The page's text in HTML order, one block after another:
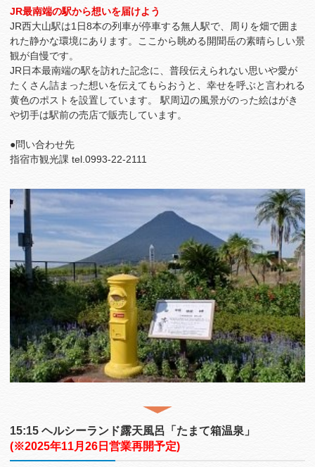
JR最南端の駅から想いを届けよう
JR西大山駅は1日8本の列車が停車する無人駅で、周りを畑で囲ま
れた静かな環境にあります。ここから眺める開聞岳の素晴らしい景
観が自慢です。
JR日本最南端の駅を訪れた記念に、普段伝えられない思いや愛が
たくさん詰まった想いを伝えてもらおうと、幸せを呼ぶと言われる
黄色のポストを設置しています。 駅周辺の風景がのった絵はがき
や切手は駅前の売店で販売しています。
●問い合わせ先
指宿市観光課 tel.0993-22-2111
15:15 ヘルシーランド露天風呂「たまて箱温泉」
(※2025年11月26日営業再開予定)